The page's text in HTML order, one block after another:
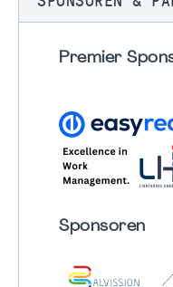
Premier
Sponsoren